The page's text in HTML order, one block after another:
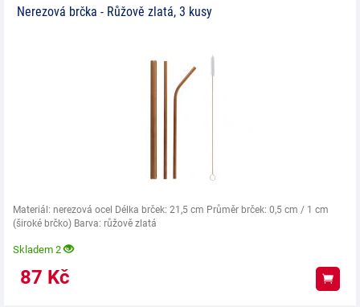
Nerezová brčka - Růžově zlatá, 3 kusy
Materiál: nerezová ocel Délka brček: 21,5 cm Průměr brček: 0,5 cm / 1 cm
(široké brčko) Barva: růžově zlatá
Skladem 2
87 Kč